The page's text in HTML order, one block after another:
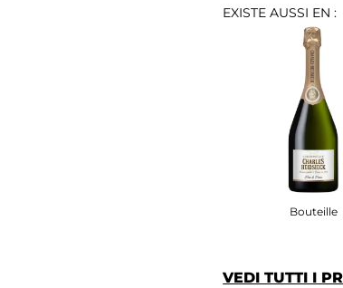
EXISTE AUSSI EN :
Bouteille
VEDI TUTTI I